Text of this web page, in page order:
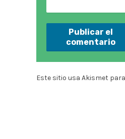
Este sitio usa Akismet